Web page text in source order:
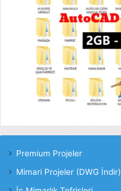
Premium Projeler
Mimari Projeler (DWG İndir)